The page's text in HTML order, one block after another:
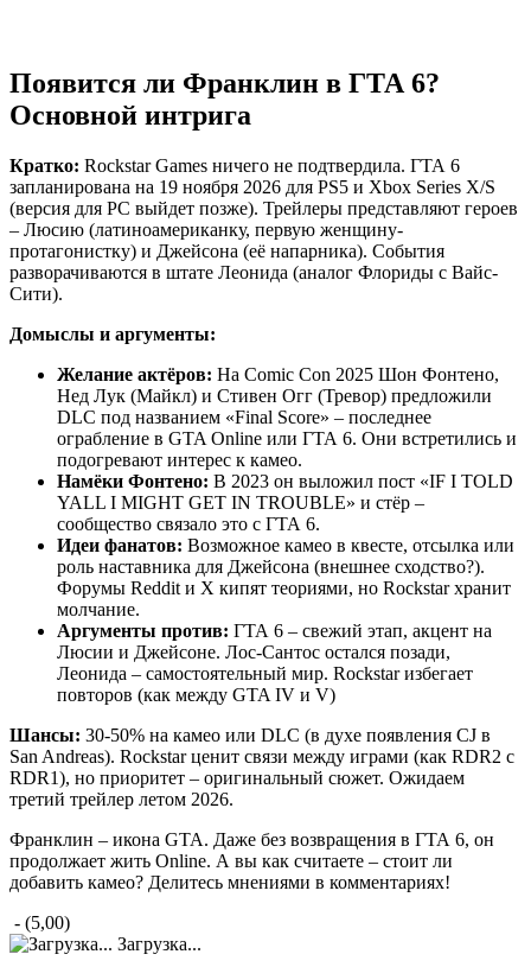
Появится ли Франклин в ГТА 6?
Основной интрига
Кратко: Rockstar Games ничего не подтвердила. ГТА 6
запланирована на 19 ноября 2026 для PS5 и Xbox Series X/S
(версия для PC выйдет позже). Трейлеры представляют героев
– Люсию (латиноамериканку, первую женщину-
протагонистку) и Джейсона (её напарника). События
разворачиваются в штате Леонида (аналог Флориды с Вайс-
Сити).
Домыслы и аргументы:
Желание актёров: На Comic Con 2025 Шон Фонтено,
Нед Лук (Майкл) и Стивен Огг (Тревор) предложили
DLC под названием «Final Score» – последнее
ограбление в GTA Online или ГТА 6. Они встретились и
подогревают интерес к камео.
Намёки Фонтено: В 2023 он выложил пост «IF I TOLD
YALL I MIGHT GET IN TROUBLE» и стёр –
сообщество связало это с ГТА 6.
Идеи фанатов: Возможное камео в квесте, отсылка или
роль наставника для Джейсона (внешнее сходство?).
Форумы Reddit и X кипят теориями, но Rockstar хранит
молчание.
Аргументы против: ГТА 6 – свежий этап, акцент на
Люсии и Джейсоне. Лос-Сантос остался позади,
Леонида – самостоятельный мир. Rockstar избегает
повторов (как между GTA IV и V)
Шансы: 30-50% на камео или DLC (в духе появления CJ в
San Andreas). Rockstar ценит связи между играми (как RDR2 с
RDR1), но приоритет – оригинальный сюжет. Ожидаем
третий трейлер летом 2026.
Франклин – икона GTA. Даже без возвращения в ГТА 6, он
продолжает жить Online. А вы как считаете – стоит ли
добавить камео? Делитесь мнениями в комментариях!
- (5,00)
Загрузка...